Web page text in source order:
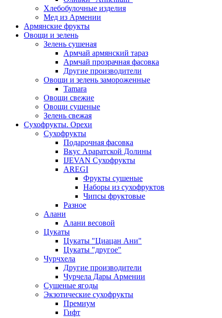
Хлебобулочные изделия
Мед из Армении
Армянские фрукты
Овощи и зелень
Зелень сушеная
Армчай армянский тараз
Армчай прозрачная фасовка
Другие производители
Овощи и зелень замороженные
Tamara
Овощи свежие
Овощи сушеные
Зелень свежая
Сухофрукты. Орехи
Сухофрукты
Подарочная фасовка
Вкус Араратской Долины
IJEVAN Сухофрукты
AREGI
Фрукты сушеные
Наборы из сухофруктов
Чипсы фруктовые
Разное
Алани
Алани весовой
Цукаты
Цукаты "Циацан Ани"
Цукаты "другое"
Чурчхела
Другие производители
Чурчела Дары Армении
Сушеные ягоды
Экзотические сухофрукты
Премиум
Гифт